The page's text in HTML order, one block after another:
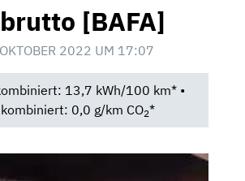
[BAFA]
2022 UM 17:07
13,7 kWh/100 km* •
0,0 g/km CO2*